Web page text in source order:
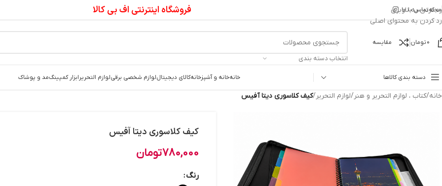
رد کردن به ناوبری
رد کردن به محتوای اصلی
مجلهتماس با ما فروشگاه اینترنتی اف بی کالا
0تومان مقایسه
انتخاب دسته بندی
دسته بندی کالاها خانهخانه و آشپزخانهکالای دیجیتاللوازم شخصی برقیلوازم التحریر ابزار کمپینگمد و پوشاک
خانه/کتاب ، لوازم التحریر و هنر/لوازم التحریر/کیف کلاسوری دیتا آفیس
کیف کلاسوری دیتا آفیس
780,000تومان
رنگ